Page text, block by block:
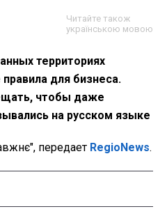
Читайте також
українською мовою
территориях
для бизнеса.
чтобы даже
на русском языке
передает RegioNews.